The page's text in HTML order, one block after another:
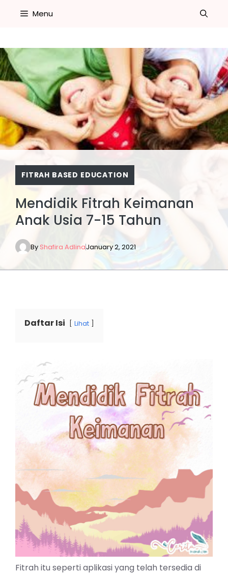
Menu
FITRAH BASED EDUCATION
Mendidik Fitrah Keimanan
Anak Usia 7-15 Tahun
By Shafira AdlinaJanuary 2, 2021
Daftar Isi Lihat
Fitrah itu seperti aplikasi yang telah tersedia di